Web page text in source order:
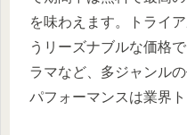
を味わえます。
トライ
うリーズナブルな価格
ラマなど、多ジャンル
パフォーマンスは業界ト